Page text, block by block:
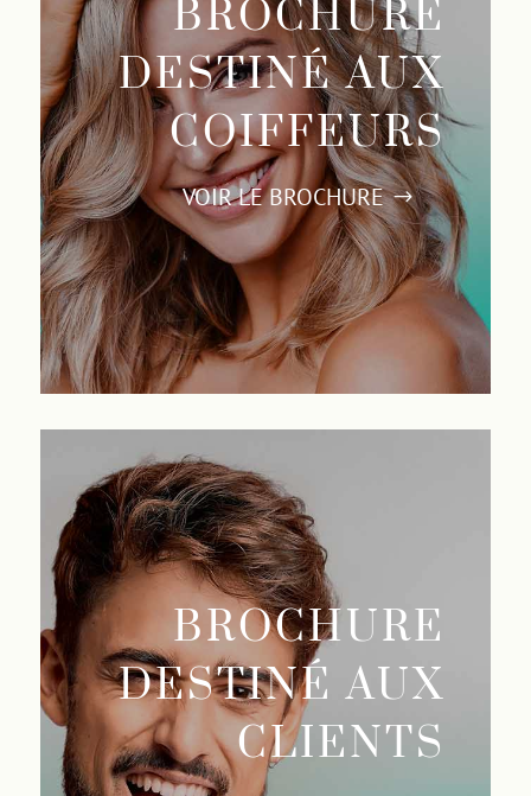
BROCHURE
DESTINÉ AUX
COIFFEURS
VOIR LE BROCHURE
BROCHURE
DESTINÉ AUX
CLIENTS